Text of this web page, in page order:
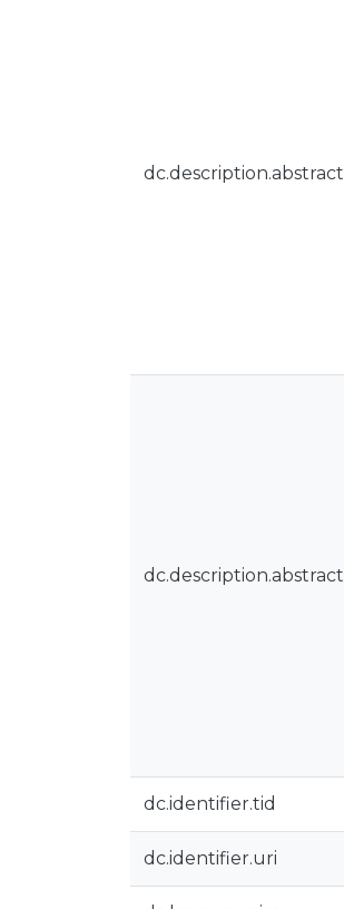
dc.description.abstract
dc.description.abstract
dc.identifier.tid
dc.identifier.uri